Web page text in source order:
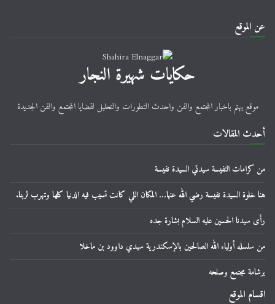
عن الموقع
حكايات شهيرة النجار
موقع يهتم باخبار المجتمع والفن واحدث التطورات والتحليل لقضايا المجتمع والفن الجديدة
أحدث المقالات
من كرامات النفيسة سيدتي السيدة نفيسة
هنا خلوة السيدة نفيسة رضي الله عنها… المكان اللي كانت تسيب فيه الدنيا كلها وتهرب لربنا.
رأى سيدنا الحسين عليه السلام بشارة جده
من سلسله أولياء الله الصالحين بالإسكندرية سيدي داوود بن ماخلا
برشامة مجتمع وصلحه
اقسام الموقع